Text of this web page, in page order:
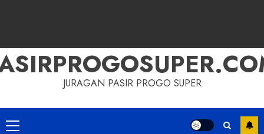
JURAGAN PASIR PROGO SUPER
Primary